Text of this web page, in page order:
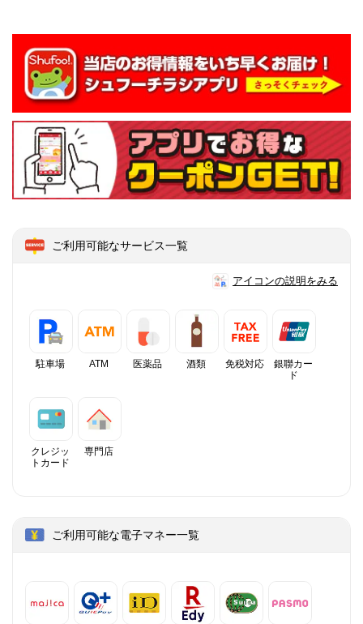
ご利用可能なサービス一覧
アイコンの説明をみる
駐車場 ATM 医薬品 酒類 免税対応
銀聯カー
ド
クレジッ
トカード
専門店
ご利用可能な電子マネー一覧